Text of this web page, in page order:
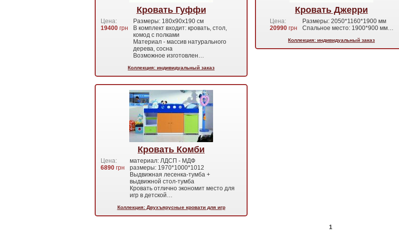
Кровать Гуффи
Цена:
19400 грн
Размеры: 180х90х190 см
В комплект входит: кровать, стол,
комод с полками
Материал - массив натурального
дерева, сосна
Возможное изготовлен…
Коллекция: индивидуальный заказ
Кровать Джерри
Цена:
20990грн
Размеры: 2050*1160*1900 мм
Спальное место: 1900*900 мм…
Коллекция: индивидуальный заказ
Кровать Комби
Цена:
6890 грн
материал: ЛДСП - МДФ
размеры: 1970*1000*1012
Выдвижная лесенка-тумба +
выдвижной стол-тумба
Кровать отлично экономит место для
игр в детской…
Коллекция: Двухъярусные кровати для игр
1